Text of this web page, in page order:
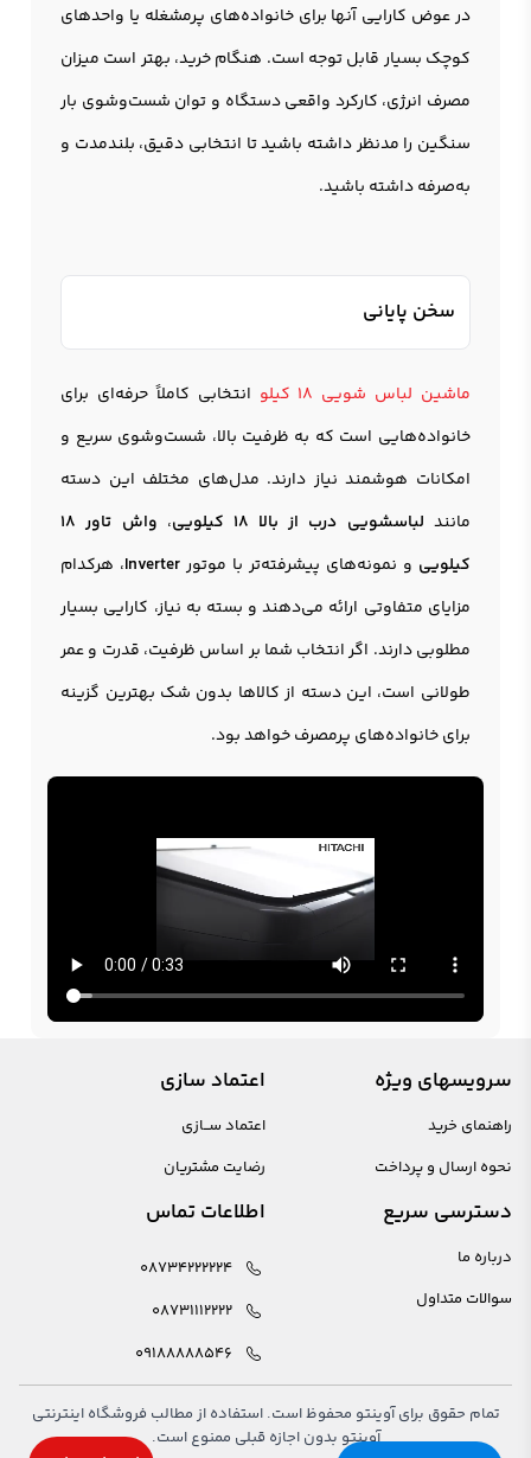
در عوض کارایی آنها برای خانواده‌های پرمشغله یا واحدهای
کوچک بسیار قابل توجه است. هنگام خرید، بهتر است میزان
مصرف انرژی، کارکرد واقعی دستگاه و توان شست‌وشوی بار
سنگین را مدنظر داشته باشید تا انتخابی دقیق، بلندمدت و
به‌صرفه داشته باشید.
سخن پایانی
ماشین لباس شویی 18 کیلو
انتخابی کاملاً حرفه‌ای برای
خانواده‌هایی است که به ظرفیت بالا، شست‌وشوی سریع و
امکانات هوشمند نیاز دارند. مدل‌های مختلف این دسته
مانند لباسشویی درب از بالا 18 کیلویی ،
واش تاور 18
کیلویی و نمونه‌های پیشرفته‌تر با موتورInverter، هرکدام
مزایای متفاوتی ارائه می‌دهند و بسته به نیاز، کارایی بسیار
مطلوبی دارند. اگر انتخاب شما بر اساس ظرفیت، قدرت و عمر
طولانی است، این دسته از کالاها بدون شک بهترین گزینه
برای خانواده‌های پرمصرف خواهد بود.
سرویسهای ویژه
راهنمای خرید
نحوه ارسال و پرداخت
اعتماد سازی
اعتماد ســازی
رضایت مشتریان
دسترسی سریع
درباره ما
سوالات متداول
اطلاعات تماس
08734222224
08731112222
09188888546
تمام حقوق برای آوینتو محفوظ است. استفاده از مطالب فروشگاه اینترنتی
آوینتو بدون اجازه قبلی ممنوع است.